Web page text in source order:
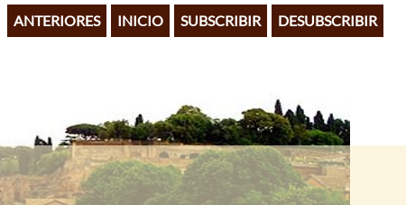
ANTERIORES INICIO SUBSCRIBIR DESUBSCRIBIR